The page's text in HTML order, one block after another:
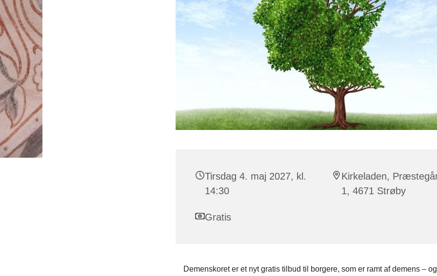
Tirsdag 4. maj 2027, kl.
14:30
Kirkeladen,
1, 4671 Strøby
Gratis
Demenskoret er et nyt gratis tilbud til borgere, som er ramt af demens –